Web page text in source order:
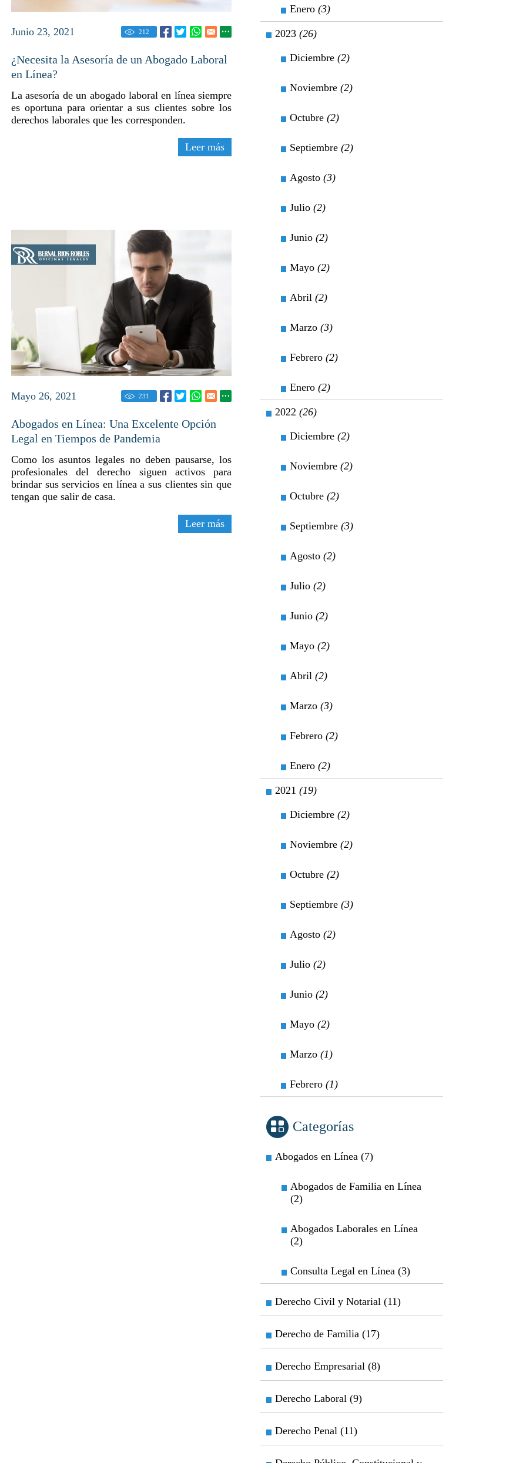
Junio 23, 2021 212
¿Necesita la Asesoría de un Abogado Laboral
en Línea?
La asesoría de un abogado laboral en línea siempre
es oportuna para orientar a sus clientes sobre los
derechos laborales que les corresponden.
Leer más
Mayo 26, 2021 231
Abogados en Línea: Una Excelente Opción
Legal en Tiempos de Pandemia
Como los asuntos legales no deben pausarse, los
profesionales del derecho siguen activos para
brindar sus servicios en línea a sus clientes sin que
tengan que salir de casa.
Leer más
Enero (3)
2023 (26)
Diciembre (2)
Noviembre (2)
Octubre (2)
Septiembre (2)
Agosto (3)
Julio (2)
Junio (2)
Mayo (2)
Abril (2)
Marzo (3)
Febrero (2)
Enero (2)
2022 (26)
Diciembre (2)
Noviembre (2)
Octubre (2)
Septiembre (3)
Agosto (2)
Julio (2)
Junio (2)
Mayo (2)
Abril (2)
Marzo (3)
Febrero (2)
Enero (2)
2021 (19)
Diciembre (2)
Noviembre (2)
Octubre (2)
Septiembre (3)
Agosto (2)
Julio (2)
Junio (2)
Mayo (2)
Marzo (1)
Febrero (1)
Categorías
Abogados en Línea (7)
Abogados de Familia en Línea
(2)
Abogados Laborales en Línea
(2)
Consulta Legal en Línea (3)
Derecho Civil y Notarial (11)
Derecho de Familia (17)
Derecho Empresarial (8)
Derecho Laboral (9)
Derecho Penal (11)